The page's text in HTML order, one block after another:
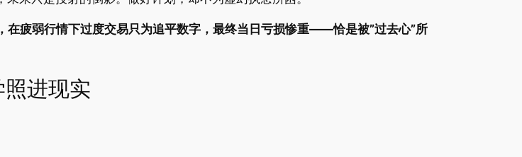
在疲弱行情下过度交易只为追平数字，最终当日亏损惨重——恰是被”过去心”所
进现实